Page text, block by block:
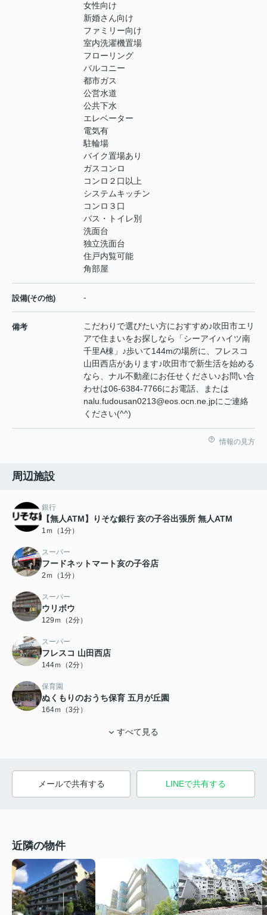
女性向け
新婚さん向け
ファミリー向け
室内洗濯機置場
フローリング
バルコニー
都市ガス
公営水道
公共下水
エレベーター
電気有
駐輪場
バイク置場あり
ガスコンロ
コンロ２口以上
システムキッチン
コンロ３口
バス・トイレ別
洗面台
独立洗面台
住戸内覧可能
角部屋
設備(その他) -
備考
こだわりで選びたい方におすすめ♪吹田市エリ
アで住まいをお探しなら「シーアイハイツ南
千里A棟」♪歩いて144mの場所に、フレスコ
山田西店があります♪吹田市で新生活を始める
なら、ナル不動産にお任せください♪お問い合
わせは06-6384-7766にお電話、または
nalu.fudousan0213@eos.ocn.ne.jpにご連絡
ください(^^)
情報の見方
周辺施設
銀行
【無人ATM】りそな銀行 亥の子谷出張所 無人ATM
1ｍ（1分）
スーパー
フードネットマート亥の子谷店
2ｍ（1分）
スーパー
ウリボウ
129ｍ（2分）
スーパー
フレスコ 山田西店
144ｍ（2分）
保育園
ぬくもりのおうち保育 五月が丘園
164ｍ（3分）
すべて見る
メールで共有する LINEで共有する
近隣の物件